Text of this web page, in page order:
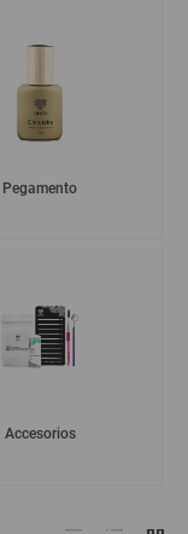
Pegamento
Accesorios